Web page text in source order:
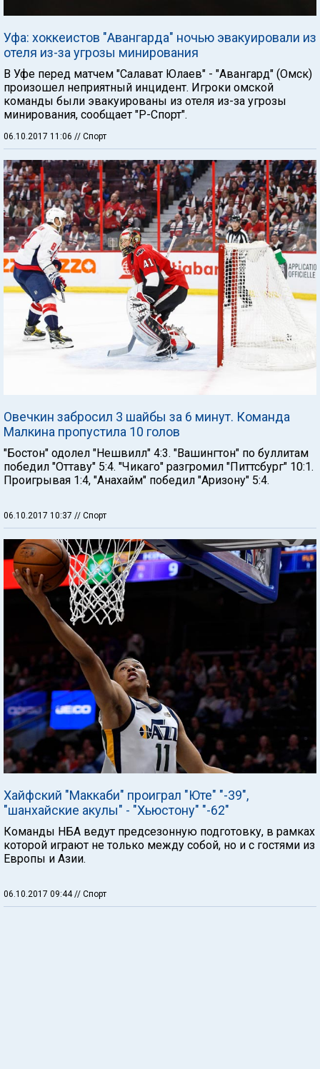
Уфа: хоккеистов "Авангарда" ночью эвакуировали из
отеля из-за угрозы минирования
В Уфе перед матчем "Салават Юлаев" - "Авангард" (Омск)
произошел неприятный инцидент. Игроки омской
команды были эвакуированы из отеля из-за угрозы
минирования, сообщает "Р-Спорт".
06.10.2017 11:06 // Спорт
Овечкин забросил 3 шайбы за 6 минут. Команда
Малкина пропустила 10 голов
"Бостон" одолел "Нешвилл" 4:3. "Вашингтон" по буллитам
победил "Оттаву" 5:4. "Чикаго" разгромил "Питтсбург" 10:1.
Проигрывая 1:4, "Анахайм" победил "Аризону" 5:4.
06.10.2017 10:37 // Спорт
Хайфский "Маккаби" проиграл "Юте" "-39",
"шанхайские акулы" - "Хьюстону" "-62"
Команды НБА ведут предсезонную подготовку, в рамках
которой играют не только между собой, но и с гостями из
Европы и Азии.
06.10.2017 09:44// Спорт